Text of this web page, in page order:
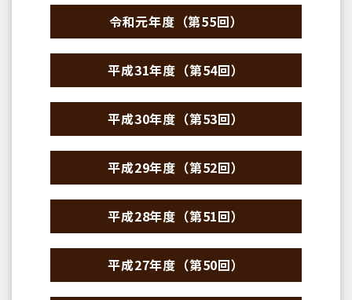
令和元年度（第55回）
平成31年度（第54回）
平成30年度（第53回）
平成29年度（第52回）
平成28年度（第51回）
平成27年度（第50回）